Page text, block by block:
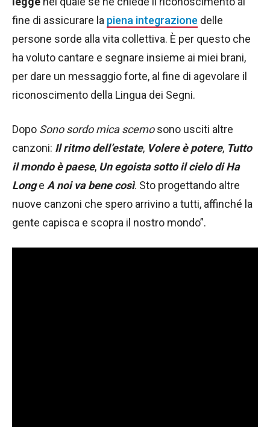
fine di assicurare la piena integrazione delle
persone sorde alla vita collettiva. È per questo che
ha voluto cantare e segnare insieme ai miei brani,
per dare un messaggio forte, al fine di agevolare il
riconoscimento della Lingua dei Segni.
Dopo Sono sordo mica scemosono usciti altre
canzoni: Il ritmo dell’estate, Volere è potere, Tutto
il mondo è paese, Un egoista sotto il cielo di Ha
Longe A noi va bene così. Sto progettando altre
nuove canzoni che spero arrivino a tutti, affinché la
gente capisca e scopra il nostro mondo”.